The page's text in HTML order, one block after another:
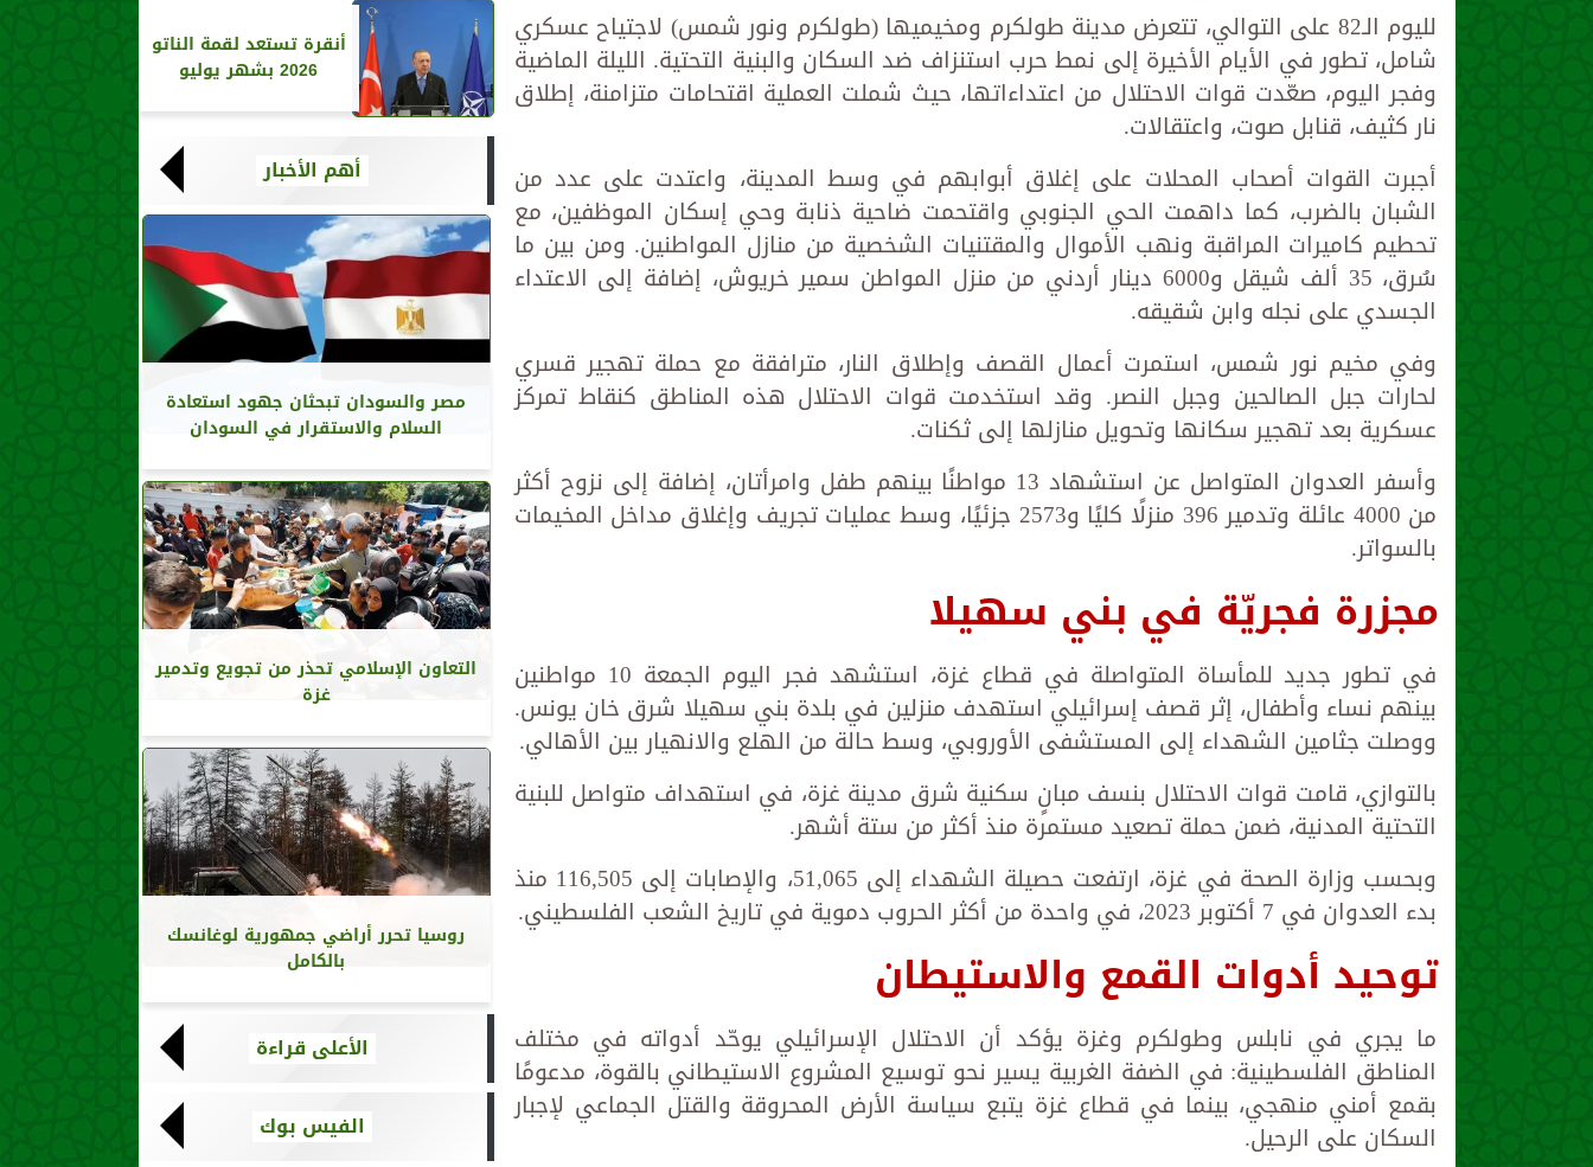
لليوم الـ82 على التوالي، تتعرض مدينة طولكرم ومخيميها (طولكرم ونور شمس) لاجتياح عسكري
شامل، تطور في الأيام الأخيرة إلى نمط حرب استنزاف ضد السكان والبنية التحتية. الليلة الماضية
وفجر اليوم، صعّدت قوات الاحتلال من اعتداءاتها، حيث شملت العملية اقتحامات متزامنة، إطلاق
نار كثيف، قنابل صوت، واعتقالات.
أجبرت القوات أصحاب المحلات على إغلاق أبوابهم في وسط المدينة، واعتدت على عدد من
الشبان بالضرب، كما داهمت الحي الجنوبي واقتحمت ضاحية ذنابة وحي إسكان الموظفين، مع
تحطيم كاميرات المراقبة ونهب الأموال والمقتنيات الشخصية من منازل المواطنين. ومن بين ما
سُرق، 35 ألف شيقل و6000 دينار أردني من منزل المواطن سمير خريوش، إضافة إلى الاعتداء
الجسدي على نجله وابن شقيقه.
وفي مخيم نور شمس، استمرت أعمال القصف وإطلاق النار، مترافقة مع حملة تهجير قسري
لحارات جبل الصالحين وجبل النصر. وقد استخدمت قوات الاحتلال هذه المناطق كنقاط تمركز
عسكرية بعد تهجير سكانها وتحويل منازلها إلى ثكنات.
وأسفر العدوان المتواصل عن استشهاد 13 مواطنًا بينهم طفل وامرأتان، إضافة إلى نزوح أكثر
من 4000 عائلة وتدمير 396 منزلًا كليًا و2573 جزئيًا، وسط عمليات تجريف وإغلاق مداخل المخيمات
بالسواتر.
مجزرة فجريّة في بني سهيلا
في تطور جديد للمأساة المتواصلة في قطاع غزة، استشهد فجر اليوم الجمعة 10 مواطنين
بينهم نساء وأطفال، إثر قصف إسرائيلي استهدف منزلين في بلدة بني سهيلا شرق خان يونس.
ووصلت جثامين الشهداء إلى المستشفى الأوروبي، وسط حالة من الهلع والانهيار بين الأهالي.
بالتوازي، قامت قوات الاحتلال بنسف مبانٍ سكنية شرق مدينة غزة، في استهداف متواصل للبنية
التحتية المدنية، ضمن حملة تصعيد مستمرة منذ أكثر من ستة أشهر.
وبحسب وزارة الصحة في غزة، ارتفعت حصيلة الشهداء إلى 51,065، والإصابات إلى 116,505 منذ
بدء العدوان في 7 أكتوبر 2023، في واحدة من أكثر الحروب دموية في تاريخ الشعب الفلسطيني.
توحيد أدوات القمع والاستيطان
ما يجري في نابلس وطولكرم وغزة يؤكد أن الاحتلال الإسرائيلي يوحّد أدواته في مختلف
المناطق الفلسطينية: في الضفة الغربية يسير نحو توسيع المشروع الاستيطاني بالقوة، مدعومًا
بقمع أمني منهجي، بينما في قطاع غزة يتبع سياسة الأرض المحروقة والقتل الجماعي لإجبار
السكان على الرحيل.
أنقرة تستعد لقمة الناتو
2026 بشهر يوليو
أهم الأخبار
مصر والسودان تبحثان جهود استعادة
السلام والاستقرار في السودان
التعاون الإسلامي تحذر من تجويع وتدمير
غزة
روسيا تحرر أراضي جمهورية لوغانسك
بالكامل
الأعلى قراءة
الفيس بوك